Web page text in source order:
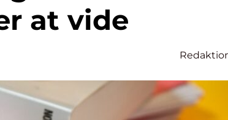
at vide